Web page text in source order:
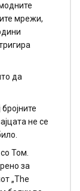
мрежи,
да
не се
Том.
за
„The